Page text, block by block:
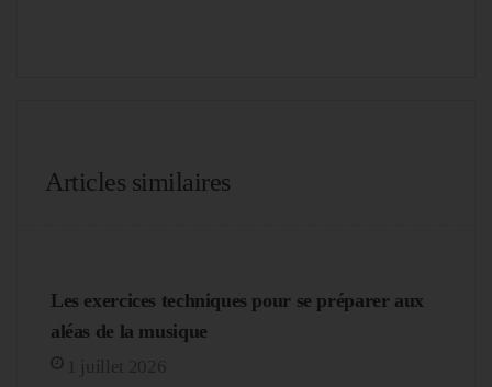
Articles similaires
Les exercices techniques pour se préparer aux
aléas de la musique